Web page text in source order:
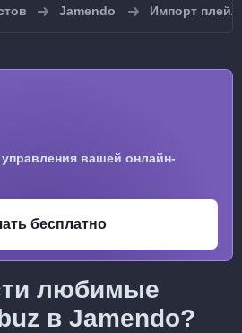
Jamendo Импорт
вашей онлайн-
бесплатно
любимые
в Jamendo?